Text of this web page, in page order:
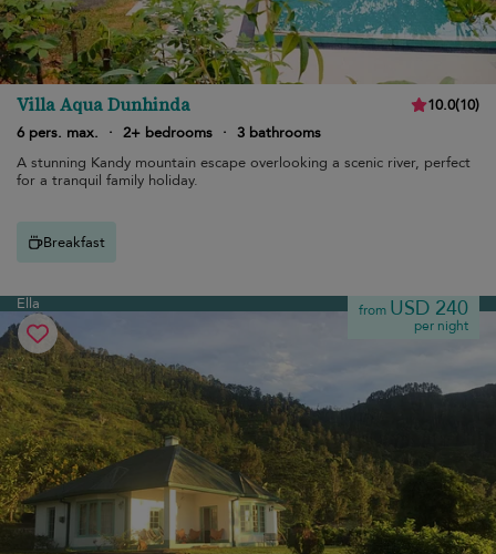
Villa Aqua Dunhinda 10.0(10)
6 pers. max.
· 2+ bedrooms · 3 bathrooms
A stunning Kandy mountain escape overlooking a scenic river, perfect
for a tranquil family holiday.
Breakfast
Ella from USD 240
per night